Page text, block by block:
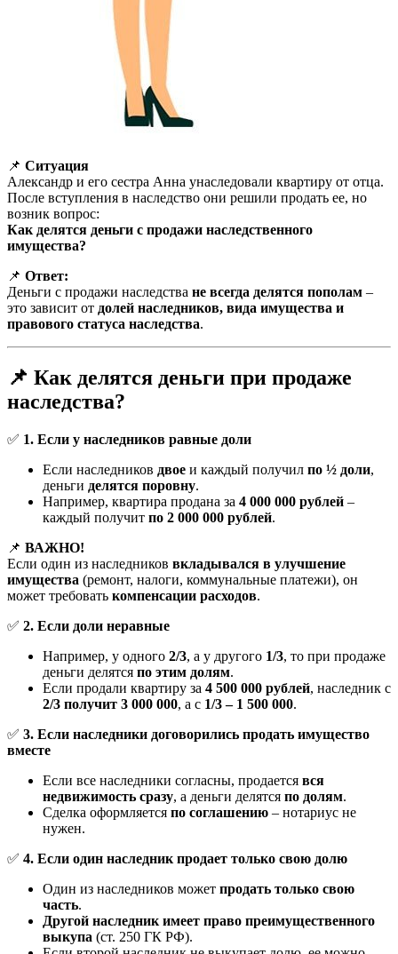
📌 Ситуация
Александр и его сестра Анна унаследовали квартиру от отца.
После вступления в наследство они решили продать ее, но
возник вопрос:
Как делятся деньги с продажи наследственного
имущества?
📌 Ответ:
Деньги с продажи наследства не всегда делятся пополам –
это зависит от долей наследников, вида имущества и
правового статуса наследства.
📌 Как делятся деньги при продаже
наследства?
✅ 1. Если у наследников равные доли
Если наследников двое и каждый получил по ½ доли,
деньги делятся поровну.
Например, квартира продана за 4 000 000 рублей –
каждый получит по 2 000 000 рублей.
📌 ВАЖНО!
Если один из наследников вкладывался в улучшение
имущества (ремонт, налоги, коммунальные платежи), он
может требовать компенсации расходов.
✅ 2. Если доли неравные
Например, у одного 2/3, а у другого 1/3, то при продаже
деньги делятся по этим долям.
Если продали квартиру за 4 500 000 рублей, наследник с
2/3 получит 3 000 000, а с 1/3 – 1 500 000.
✅ 3. Если наследники договорились продать имущество
вместе
Если все наследники согласны, продается вся
недвижимость сразу, а деньги делятся по долям.
Сделка оформляется по соглашению – нотариус не
нужен.
✅ 4. Если один наследник продает только свою долю
Один из наследников может продать только свою
часть.
Другой наследник имеет право преимущественного
выкупа (ст. 250 ГК РФ).